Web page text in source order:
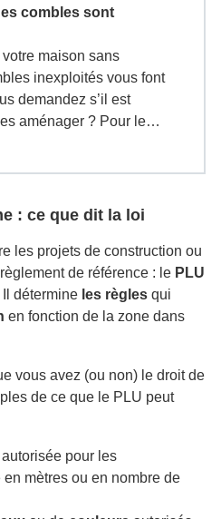
combles sont
maison sans
inexploités vous font
demandez s’il est
aménager ? Pour le
s’imposent.
: ce que dit la loi
les projets de construction ou
de référence : le PLU
Il détermine les règles qui
en fonction de la zone dans
vous avez (ou non) le droit de
de ce que le PLU peut
autorisée pour les
mètres ou en nombre de